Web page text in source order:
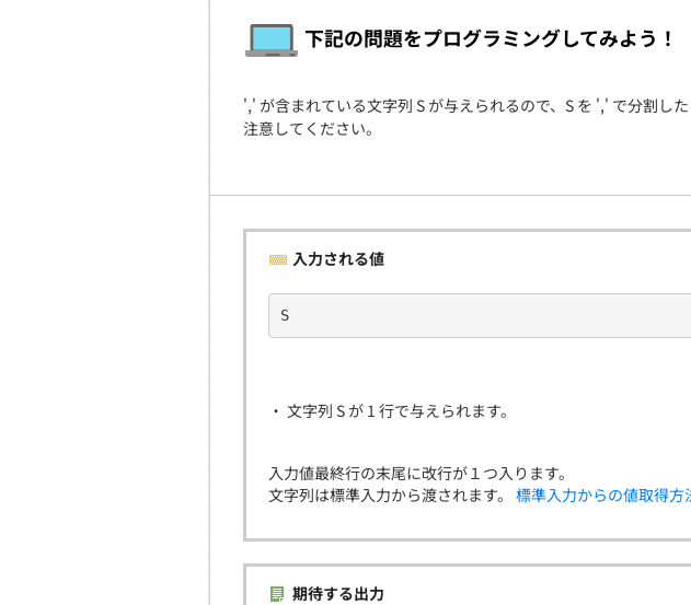
契約内容・クーポン
下記の問題をプログラミングしてみよう！
',' が含まれている文字列 S が与えられるので、S を ',' で分割し
注意してください。
入力される値
S
・ 文字列 S が 1 行で与えられます。
入力値最終行の末尾に改行が１つ入ります。
文字列は標準入力から渡されます。 標準入力からの値取得
期待する出力